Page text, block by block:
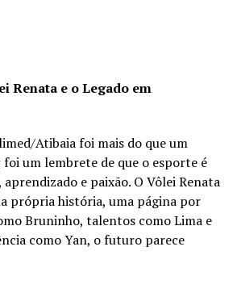
Renata e o Legado em
Atibaia foi mais do que um
um lembrete de que o esporte é
e paixão. O Vôlei Renata
própria história, uma página por
Bruninho, talentos como Lima e
como Yan, o futuro parece